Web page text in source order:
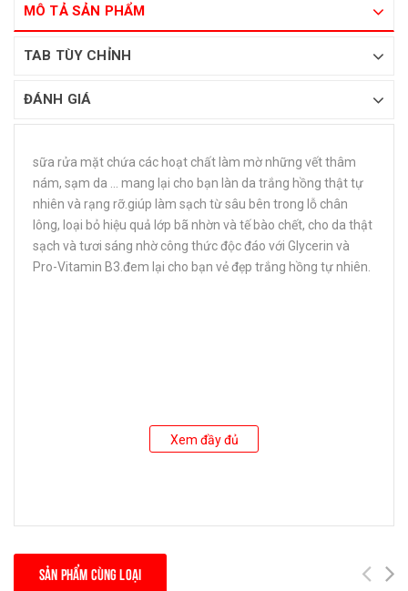
MÔ TẢ SẢN PHẨM
TAB TÙY CHỈNH
ĐÁNH GIÁ
sữa rửa mặt chứa các hoạt chất làm mờ những vết thâm
nám, sạm da ... mang lại cho bạn làn da trắng hồng thật tự
nhiên và rạng rỡ.giúp làm sạch từ sâu bên trong lỗ chân
lông, loại bỏ hiệu quả lớp bã nhờn và tế bào chết, cho da thật
sạch và tươi sáng nhờ công thức độc đáo với Glycerin và
Pro-Vitamin B3.đem lại cho bạn vẻ đẹp trắng hồng tự nhiên.
Xem đầy đủ
SẢN PHẨM CÙNG LOẠI